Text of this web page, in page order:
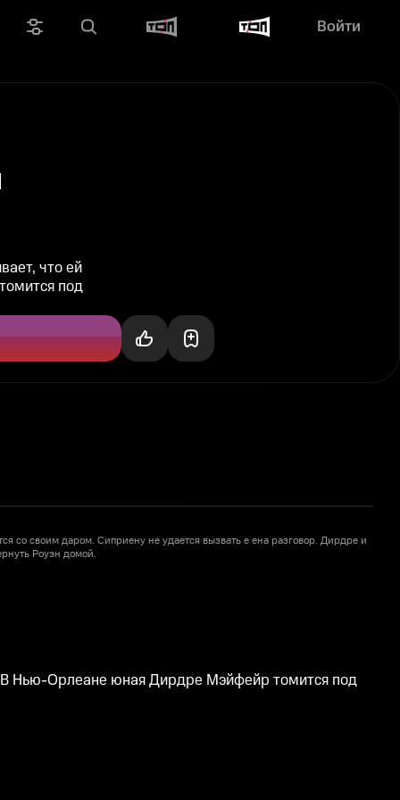
Войти
что ей
под
вызвать е ена разговор. Дирдре и
Роуэн домой.
В Нью-Орлеане юная Дирдре Мэйфейр томится под